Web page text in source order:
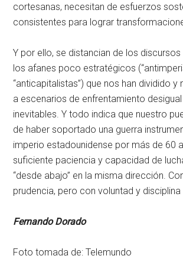
cortesanas, necesitan de esfuerzos
consistentes para lograr
Y por ello, se distancian de los
los afanes poco estratégicos
“anticapitalistas”) que nos han dividido y
a escenarios de enfrentamiento
inevitables. Y todo indica que nuestro
de haber soportado una guerra
imperio estadounidense por más de 60
suficiente paciencia y capacidad de
“desde abajo” en la misma dirección.
prudencia, pero con voluntad y
Fernando Dorado
Foto tomada de: Telemundo